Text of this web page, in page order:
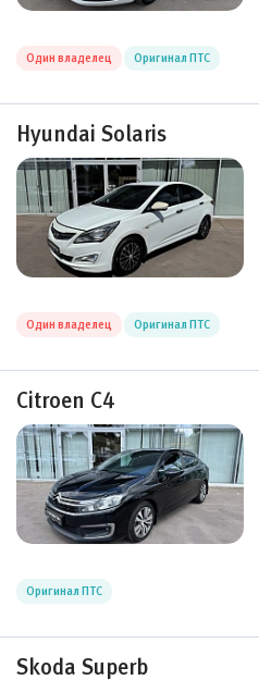
Один владелец Оригинал ПТС
Hyundai Solaris
Один владелец Оригинал ПТС
Citroen C4
Оригинал ПТС
Skoda Superb